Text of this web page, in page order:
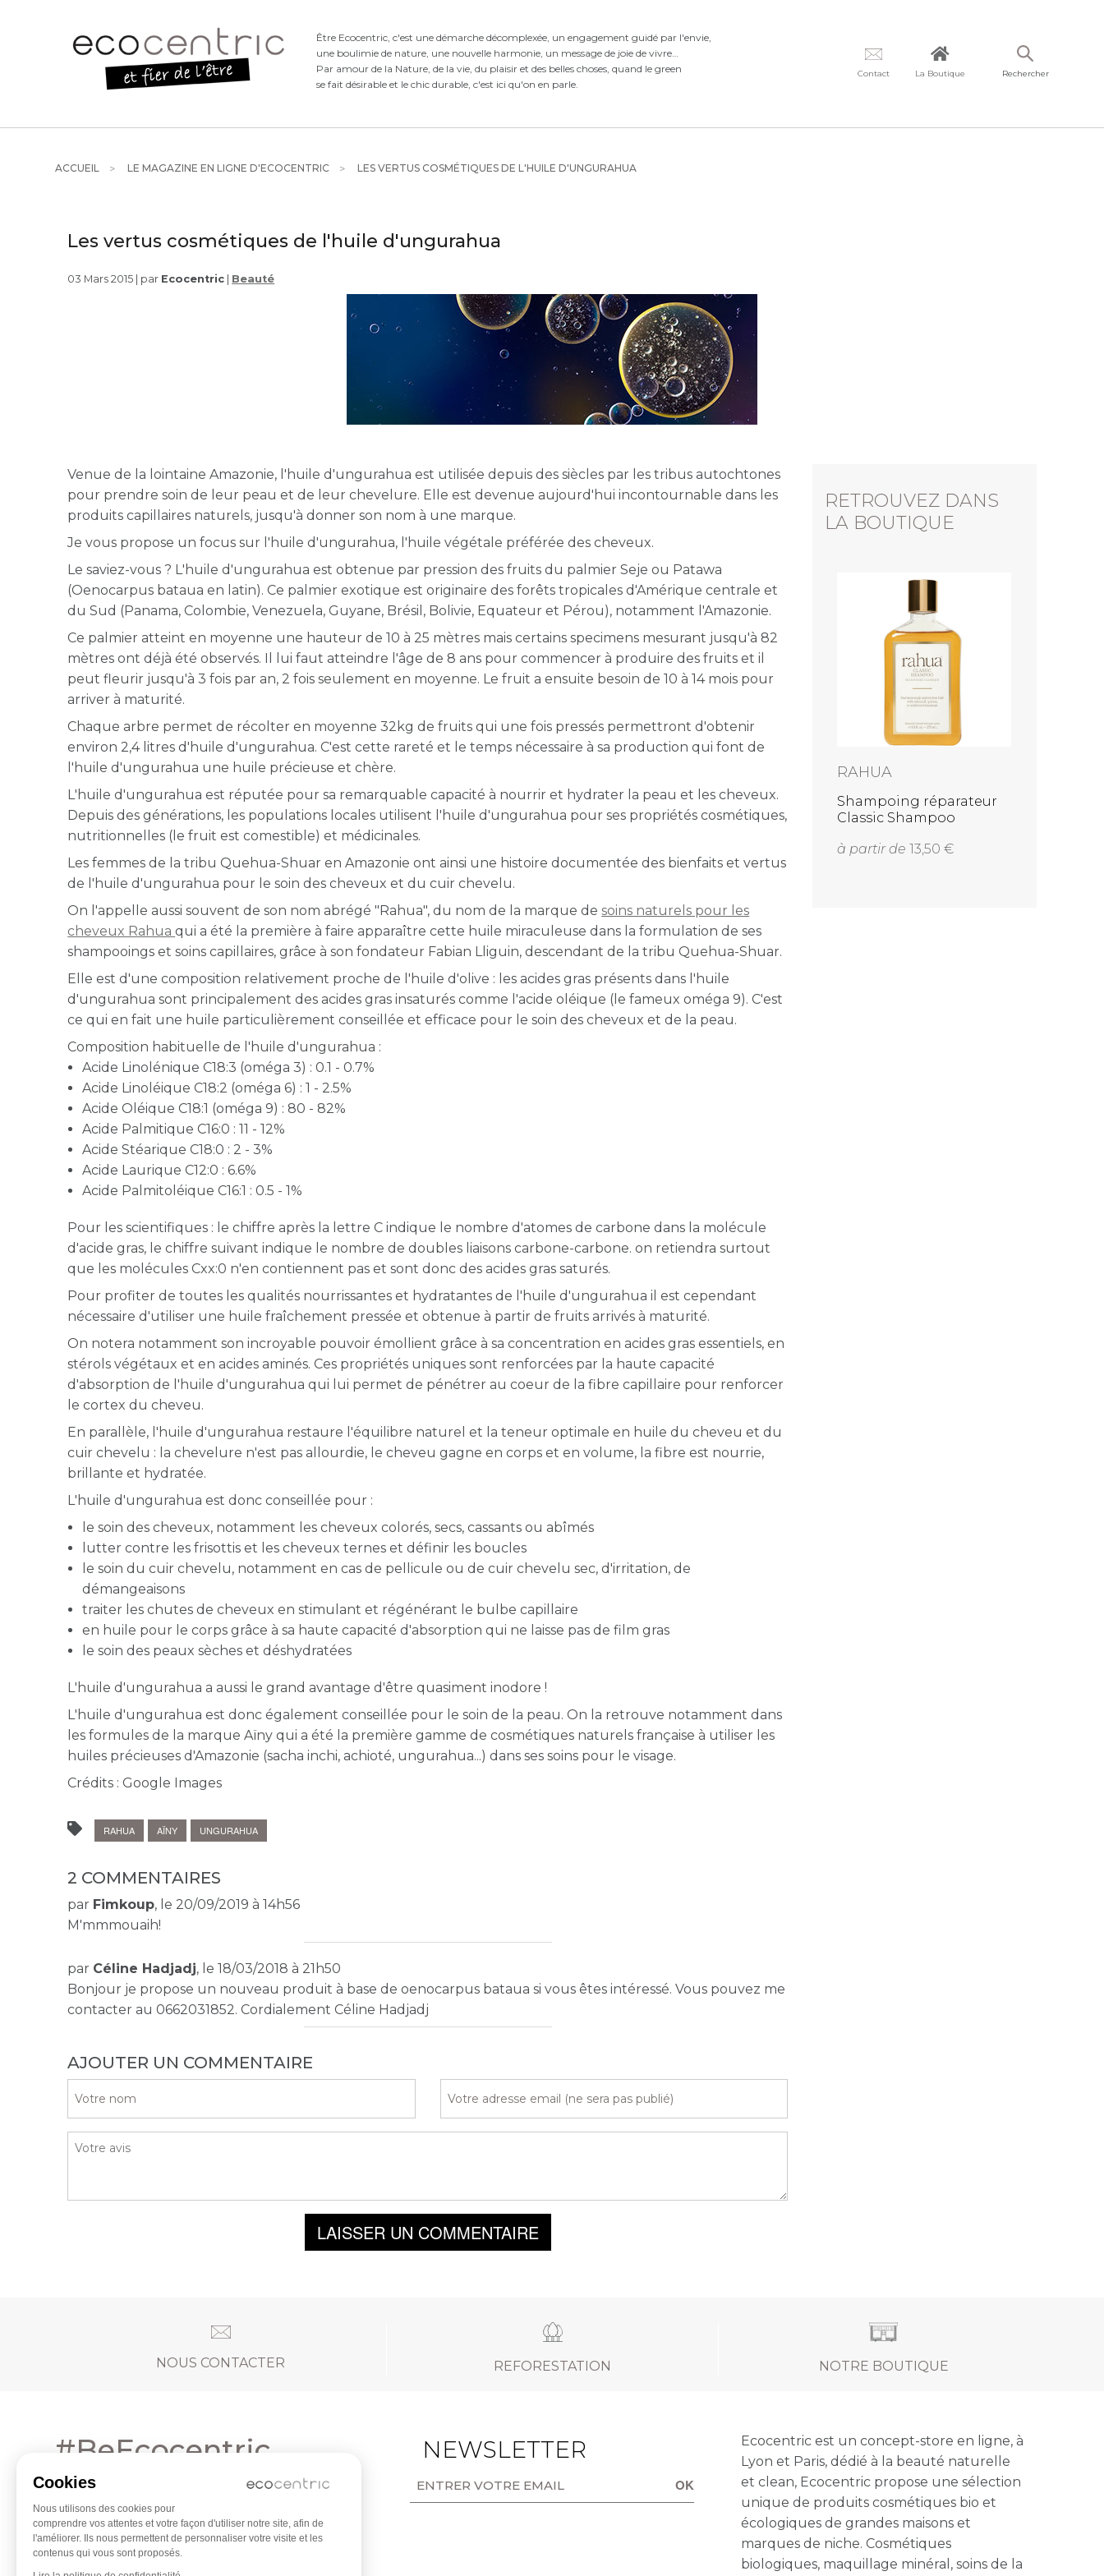
Être Ecocentric, c'est une démarche décomplexée, un engagement guidé par l'envie,
une boulimie de nature, une nouvelle harmonie, un message de joie de vivre
Par amour de la Nature, de la vie, du plaisir et des belles choses, quand le green
se fait désirable et le chic durable, c'est ici qu'on en parle.
Contact La Boutique Rechercher
ACCUEIL LE MAGAZINE EN LIGNE D'ECOCENTRIC LES VERTUS COSMÉTIQUES DE L'HUILE D'UNGURAHUA
Les vertus cosmétiques de l'huile d'ungurahua
03 Mars 2015 | par Ecocentric Beauté
Venue de la lointaine Amazonie, l'huile d'ungurahua est utilisée depuis des siècles par les tribus autochtones
pour prendre soin de leur peau et de leur chevelure. Elle est devenue aujourd'hui incontournable dans les
produits capillaires naturels, jusqu'à donner son nom à une marque.
Je vous propose un focus sur l'huile d'ungurahua, l'huile végétale préférée des cheveux.
Le saviez-vous ? L'huile d'ungurahua est obtenue par pression des fruits du palmier Seje ou Patawa
(Oenocarpus bataua en latin). Ce palmier exotique est originaire des forêts tropicales d'Amérique centrale et
du Sud (Panama, Colombie, Venezuela, Guyane, Brésil, Bolivie, Equateur et Pérou), notamment l'Amazonie.
Ce palmier atteint en moyenne une hauteur de 10 à 25 mètres mais certains specimens mesurant jusqu'à 82
mètres ont déjà été observés. Il lui faut atteindre l'âge de 8 ans pour commencer à produire des fruits et il
peut fleurir jusqu'à 3 fois par an, 2 fois seulement en moyenne. Le fruit a ensuite besoin de 10 à 14 mois pour
arriver à maturité.
Chaque arbre permet de récolter en moyenne 32kg de fruits qui une fois pressés permettront d'obtenir
environ 2,4 litres d'huile d'ungurahua. C'est cette rareté et le temps nécessaire à sa production qui font de
l'huile d'ungurahua une huile précieuse et chère.
L'huile d'ungurahua est réputée pour sa remarquable capacité à nourrir et hydrater la peau et les cheveux.
Depuis des générations, les populations locales utilisent l'huile d'ungurahua pour ses propriétés cosmétiques,
nutritionnelles (le fruit est comestible) et médicinales.
Les femmes de la tribu Quehua-Shuar en Amazonie ont ainsi une histoire documentée des bienfaits et vertus
de l'huile d'ungurahua pour le soin des cheveux et du cuir chevelu.
On l'appelle aussi souvent de son nom abrégé "Rahua", du nom de la marque desoins naturels pour les
cheveux Rahuaqui a été la première à faire apparaître cette huile miraculeuse dans la formulation de ses
shampooings et soins capillaires, grâce à son fondateur Fabian Lliguin, descendant de la tribu Quehua-Shuar.
Elle est d'une composition relativement proche de l'huile d'olive : les acides gras présents dans l'huile
d'ungurahua sont principalement des acides gras insaturés comme l'acide oléique (le fameux oméga 9). C'est
ce qui en fait une huile particulièrement conseillée et efficace pour le soin des cheveux et de la peau.
Composition habituelle de l'huile d'ungurahua :
Acide Linolénique C18:3 (oméga 3) : 0.1 - 0.7%
Acide Linoléique C18:2 (oméga 6) : 1 - 2.5%
Acide Oléique C18:1 (oméga 9) : 80 - 82%
Acide Palmitique C16:0 : 11 - 12%
Acide Stéarique C18:0 : 2 - 3%
Acide Laurique C12:0 : 6.6%
Acide Palmitoléique C16:1 : 0.5 - 1%
Pour les scientifiques : le chiffre après la lettre C indique le nombre d'atomes de carbone dans la molécule
d'acide gras, le chiffre suivant indique le nombre dedoubles liaisons carbone-carbone. on retiendra surtout
que les molécules Cxx:0 n'en contiennent pas et sont donc des acides gras saturés.
Pour profiter de toutes les qualités nourrissantes et hydratantes de l'huile d'ungurahua il est cependant
nécessaire d'utiliser une huile fraîchement pressée et obtenue à partir de fruits arrivés à maturité.
On notera notamment son incroyable pouvoir émollient grâce à sa concentration en acides gras essentiels, en
stérols végétaux et en acides aminés. Ces propriétés uniques sont renforcées par la haute capacité
d'absorption de l'huile d'ungurahua qui lui permet de pénétrer au coeur de la fibre capillaire pour renforcer
le cortex du cheveu.
En parallèle, l'huile d'ungurahua restaure l'équilibre naturel et la teneur optimale en huile du cheveu et du
cuir chevelu : la chevelure n'est pas allourdie, le cheveu gagne en corps et en volume, la fibre est nourrie,
brillante et hydratée.
L'huile d'ungurahua est donc conseillée pour :
le soin des cheveux, notamment les cheveux colorés, secs, cassants ou abîmés
lutter contre les frisottis et les cheveux ternes et définir les boucles
le soin du cuir chevelu, notamment en cas de pellicule ou de cuir chevelu sec, d'irritation, de
démangeaisons
traiter les chutes de cheveux en stimulant et régénérant le bulbe capillaire
en huile pour le corps grâce à sa haute capacité d'absorption qui ne laisse pas de film gras
le soin des peaux sèches et déshydratées
L'huile d'ungurahua a aussi le grand avantage d'être quasiment inodore !
L'huile d'ungurahua est donc également conseillée pour le soin de la peau. On la retrouve notamment dans
les formules de la marque Aïny qui a été la première gamme de cosmétiques naturels française à utiliser les
huiles précieuses d'Amazonie (sacha inchi, achioté, ungurahua...) dans ses soins pour le visage.
Crédits : Google Images
RAHUA AÏNY UNGURAHUA
2 COMMENTAIRES
par Fimkoup, le 20/09/2019 à 14h56
M'mmmouaih!
par Céline Hadjadj, le 18/03/2018 à 21h50
Bonjour je propose un nouveau produit à base de oenocarpus bataua si vous êtes intéressé. Vous pouvez me
contacter au 0662031852. Cordialement Céline Hadjadj
AJOUTER UN COMMENTAIRE
LAISSER UN COMMENTAIRE
RETROUVEZ DANS
LA BOUTIQUE
RAHUA
Shampoing réparateur
Classic Shampoo
à partir de 13,50
NOUS CONTACTER REFORESTATION NOTRE BOUTIQUE
#BeEcocentric
Parce-que vous méritez le meilleur de la beauté bio, du
Devenez addict à la beauté green sur nos réseaux :
NEWSLETTER
OK
Ecocentric est un concept-store en ligne, à
Lyon et Paris, dédié à la beauté naturelle
et clean, Ecocentric propose une sélection
unique de produits cosmétiques bio et
écologiques de grandes maisons et
marques de niche. Cosmétiques
biologiques, maquillage minéral, soins de la
Cookies
Nous utilisons des cookies pour
comprendre vos attentes et votre façon d'utiliser notre site, afin de
l'améliorer. Ils nous permettent de personnaliser votre visite et les
contenus qui vous sont proposés.